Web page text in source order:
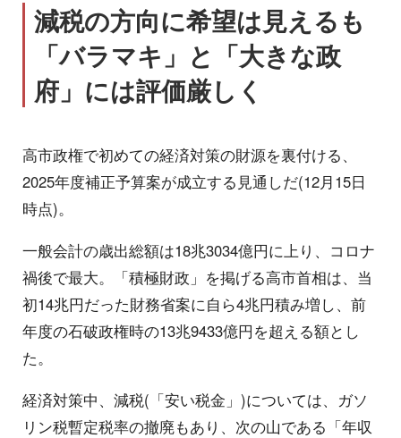
減税の方向に希望は見えるも
「バラマキ」と「大きな政
府」には評価厳しく
高市政権で初めての経済対策の財源を裏付ける、
2025年度補正予算案が成立する見通しだ(12月15日
時点)。
一般会計の歳出総額は18兆3034億円に上り、コロナ
禍後で最大。「積極財政」を掲げる高市首相は、当
初14兆円だった財務省案に自ら4兆円積み増し、前
年度の石破政権時の13兆9433億円を超える額とし
た。
経済対策中、減税(「安い税金」)については、ガソ
リン税暫定税率の撤廃もあり、次の山である「年収